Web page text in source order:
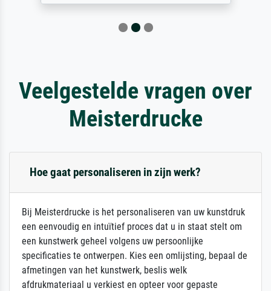
Veelgestelde vragen over
Meisterdrucke
Hoe gaat personaliseren in zijn werk?
Bij Meisterdrucke is het personaliseren van uw kunstdruk
een eenvoudig en intuïtief proces dat u in staat stelt om
een kunstwerk geheel volgens uw persoonlijke
specificaties te ontwerpen. Kies een omlijsting, bepaal de
afmetingen van het kunstwerk, beslis welk
afdrukmateriaal u verkiest en opteer voor gepaste